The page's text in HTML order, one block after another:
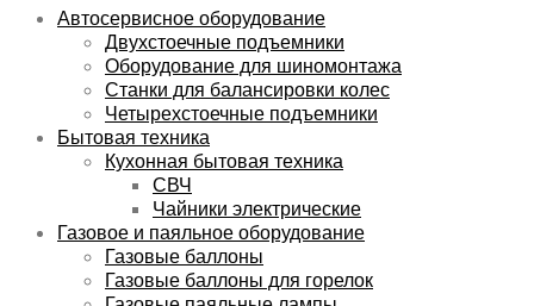
Автосервисное оборудование
Двухстоечные подъемники
Оборудование для шиномонтажа
Станки для балансировки колес
Четырехстоечные подъемники
Бытовая техника
Кухонная бытовая техника
СВЧ
Чайники электрические
Газовое и паяльное оборудование
Газовые баллоны
Газовые баллоны для горелок